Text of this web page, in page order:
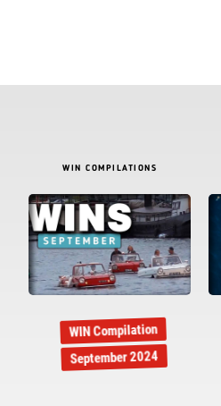
WIN COMPILATIONS
WIN Compilation
September 2024